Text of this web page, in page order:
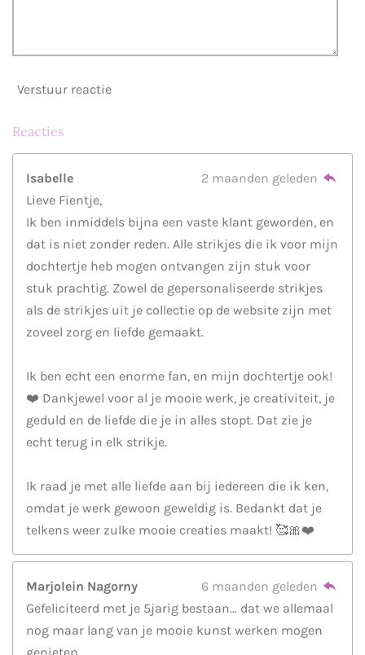
Verstuur reactie
Reacties
Isabelle
2 maanden geleden
Lieve Fientje,
Ik ben inmiddels bijna een vaste klant geworden, en
dat is niet zonder reden. Alle strikjes die ik voor mijn
dochtertje heb mogen ontvangen zijn stuk voor
stuk prachtig. Zowel de gepersonaliseerde strikjes
als de strikjes uit je collectie op de website zijn met
zoveel zorg en liefde gemaakt.
Ik ben echt een enorme fan, en mijn dochtertje ook!
❤️ Dankjewel voor al je mooie werk, je creativiteit, je
geduld en de liefde die je in alles stopt. Dat zie je
echt terug in elk strikje.
Ik raad je met alle liefde aan bij iedereen die ik ken,
omdat je werk gewoon geweldig is. Bedankt dat je
telkens weer zulke mooie creaties maakt! 🥰🎀❤️
Marjolein Nagorny
6 maanden geleden
Gefeliciteerd met je 5jarig bestaan... dat we allemaal
nog maar lang van je mooie kunst werken mogen